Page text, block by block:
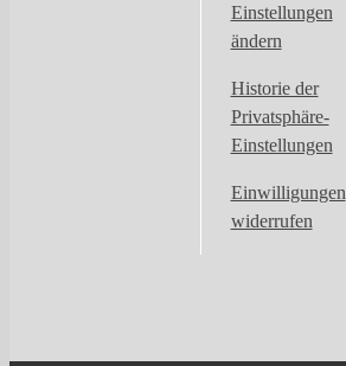
Einstellungen
ändern
Historie der
Privatsphäre-
Einstellungen
Einwilligungen
widerrufen